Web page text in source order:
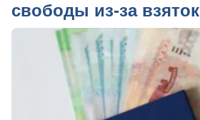
свободы из-за взяток